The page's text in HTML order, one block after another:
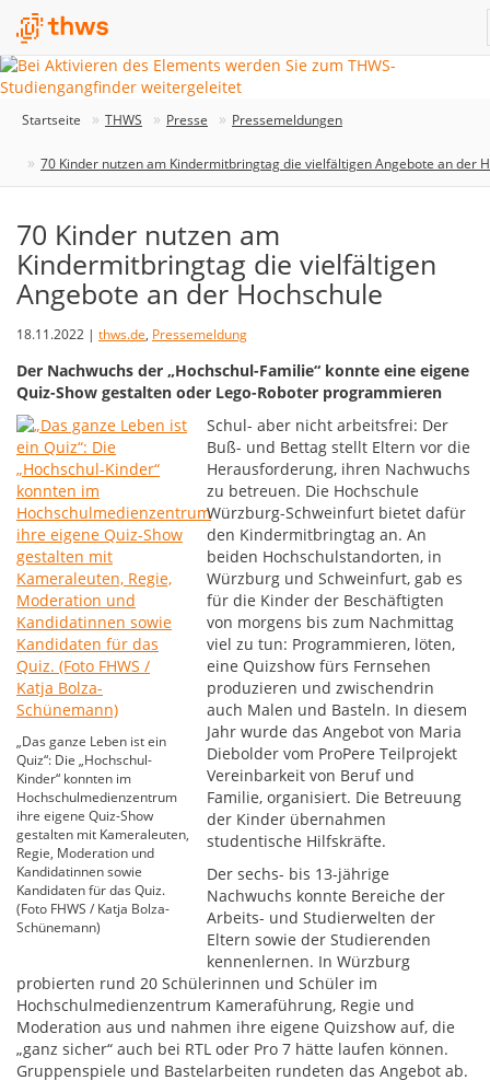
Startseite THWS Presse Pressemeldungen
70 Kinder nutzen am Kindermitbringtag die vielfältigen Angebote an der
70 Kinder nutzen am
Kindermitbringtag die vielfältigen
Angebote an der Hochschule
18.11.2022 | thws.de, Pressemeldung
Der Nachwuchs der „Hochschul-Familie“ konnte eine eigene
Quiz-Show gestalten oder Lego-Roboter programmieren
„Das ganze Leben ist ein
Quiz“: Die „Hochschul-
Kinder“ konnten im
Hochschulmedienzentrum
ihre eigene Quiz-Show
gestalten mit Kameraleuten,
Regie, Moderation und
Kandidatinnen sowie
Kandidaten für das Quiz.
(Foto FHWS / Katja Bolza-
Schünemann)
Schul- aber nicht arbeitsfrei: Der
Buß- und Bettag stellt Eltern vor die
Herausforderung, ihren Nachwuchs
zu betreuen. Die Hochschule
Würzburg-Schweinfurt bietet dafür
den Kindermitbringtag an. An
beiden Hochschulstandorten, in
Würzburg und Schweinfurt, gab es
für die Kinder der Beschäftigten
von morgens bis zum Nachmittag
viel zu tun: Programmieren, löten,
eine Quizshow fürs Fernsehen
produzieren und zwischendrin
auch Malen und Basteln. In diesem
Jahr wurde das Angebot von Maria
Diebolder vom ProPere Teilprojekt
Vereinbarkeit von Beruf und
Familie, organisiert. Die Betreuung
der Kinder übernahmen
studentische Hilfskräfte.
Der sechs- bis 13-jährige
Nachwuchs konnte Bereiche der
Arbeits- und Studierwelten der
Eltern sowie der Studierenden
kennenlernen. In Würzburg
probierten rund 20 Schülerinnen und Schüler im
Hochschulmedienzentrum Kameraführung, Regie und
Moderation aus und nahmen ihre eigene Quizshow auf, die
„ganz sicher“ auch bei RTL oder Pro 7 hätte laufen können.
Gruppenspiele und Bastelarbeiten rundeten das Angebot ab.